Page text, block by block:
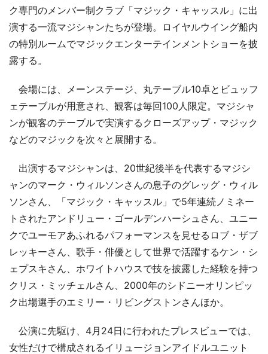
ク専門のメンバー制クラブ「マジック・キャッスル」に出
演する一流マジシャンたちが登場。ロイヤルウイング船内
の特別ルームでマジックエンターテインメントショーを披
露する。
会場には、メーンステージ、丸テーブル10卓とビュッフ
ェテーブルが用意され、観客は毎回100人限定。マジシャ
ンが観客のテーブルで実演するクローズアップ・マジック
などのマジックを次々と展開する。
出演するマジシャンは、20世紀後半を代表するマジシ
ャンのマーク・ウィルソンさんの息子のグレッグ・ウィル
ソンさん、「マジック・キャッスル」で5年連続ノミネー
トされたアンドリュー・ゴールデンハーシュさん、ユニー
クでユーモアあふれるパフォーマンスを見せるロブ・ザブ
レッキーさん、歌手・俳優として世界で活躍するケン・シ
ェプスキさん、ホワイトハウスで技を披露した経験を持つ
クリス・ミッチェルさん、2000年のシドニーオリンピッ
ク出場選手のエミリー・リビングストンさんほか。
公演に先駆け、4月24日に行われたプレスビューでは、
女性だけで構成されるイリュージョンアイドルユニット